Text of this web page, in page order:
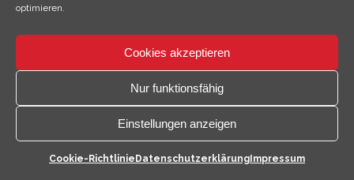
optimieren.
Cookies akzeptieren
Nur funktionsfähig
Einstellungen anzeigen
Cookie-Richtlinie Datenschutzerklärung Impressum
Typische Anzeichen für gesundheitliche
Hallo, ich bin Climo!